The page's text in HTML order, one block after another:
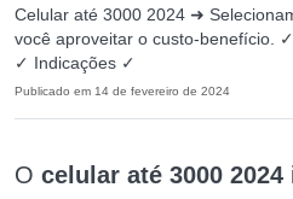
Celular até 3000 2024 ➜
você aproveitar o custo-benefício.
✓ Indicações ✓
Publicado em 14 de fevereiro de 2024
O celular até 3000 2024